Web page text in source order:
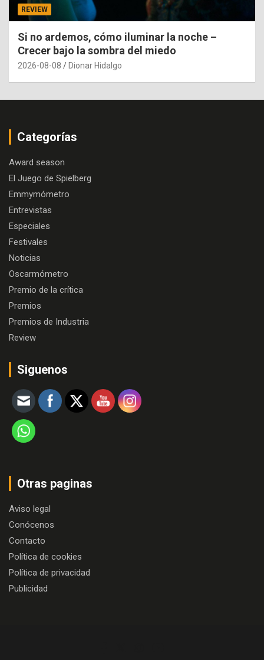
REVIEW
Si no ardemos, cómo iluminar la noche –
Crecer bajo la sombra del miedo
2026-08-08 Dionar Hidalgo
Categorías
Award season
El Juego de Spielberg
Emmymómetro
Entrevistas
Especiales
Festivales
Noticias
Oscarmómetro
Premio de la crítica
Premios
Premios de Industria
Review
Siguenos
Otras paginas
Aviso legal
Conócenos
Contacto
Política de cookies
Política de privacidad
Publicidad